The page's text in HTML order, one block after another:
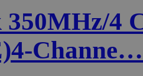
4
Channe…